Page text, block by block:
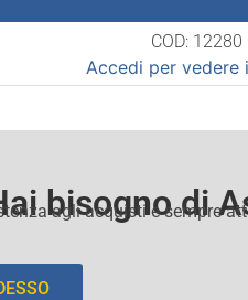
COD: 12280
Accedi per vedere
bisogno di
agli acquisti e sempre